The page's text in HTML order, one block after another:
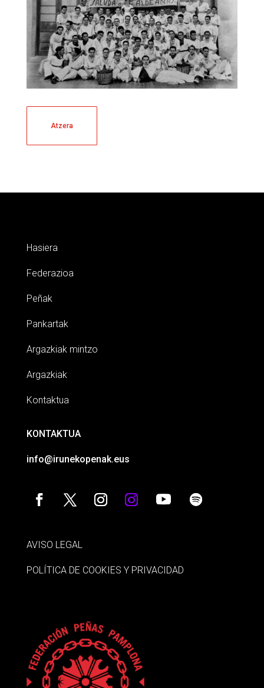
Atzera
Hasiera
Federazioa
Peñak
Pankartak
Argazkiak mintzo
Argazkiak
Kontaktua
KONTAKTUA
info@irunekopenak.eus
AVISO LEGAL
POLÍTICA DE COOKIES Y PRIVACIDAD